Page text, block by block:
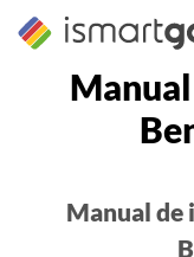
contenido
Manual de